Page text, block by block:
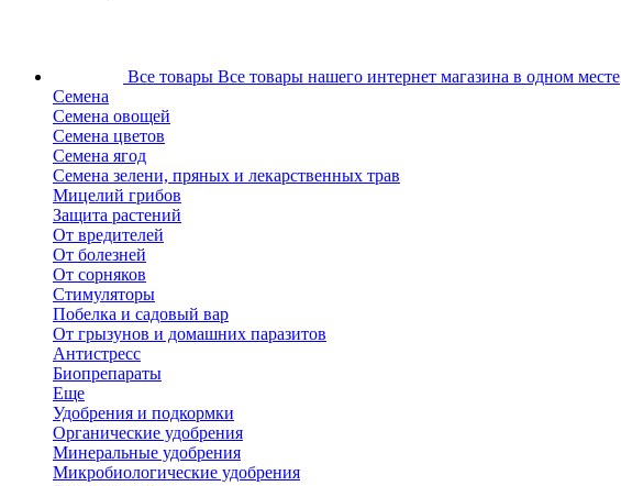
Все товары Все товары нашего интернет магазина в одном месте
Семена
Семена овощей
Семена цветов
Семена ягод
Семена зелени, пряных и лекарственных трав
Мицелий грибов
Защита растений
От вредителей
От болезней
От сорняков
Стимуляторы
Побелка и садовый вар
От грызунов и домашних паразитов
Антистресс
Биопрепараты
Еще
Удобрения и подкормки
Органические удобрения
Минеральные удобрения
Микробиологические удобрения